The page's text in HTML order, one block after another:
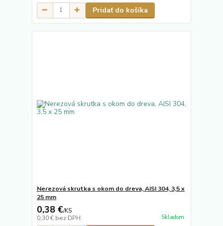
Pridať do košíka
Nerezová skrutka s okom do dreva, AISI 304, 3,5 x
25 mm
0,38 €/KS
0,30 € bez DPH Skladom